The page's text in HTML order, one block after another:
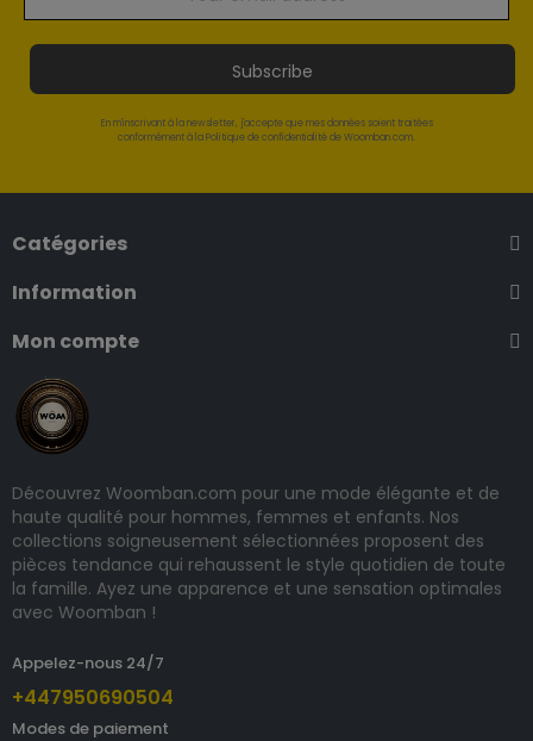
Subscribe
En m'inscrivant à la newsletter, j'accepte que mes données soient traitées
conformément à la Politique de confidentialité de Woomban.com.
Catégories
Information
Mon compte
Découvrez Woomban.com pour une mode élégante et de
haute qualité pour hommes, femmes et enfants. Nos
collections soigneusement sélectionnées proposent des
pièces tendance qui rehaussent le style quotidien de toute
la famille. Ayez une apparence et une sensation optimales
avec Woomban !
Appelez-nous 24/7
+447950690504
Modes de paiement